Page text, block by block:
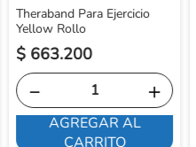
Theraband Para Ejercicio
Yellow Rollo
$ 663.200
＋
－
AGREGAR AL
CARRITO